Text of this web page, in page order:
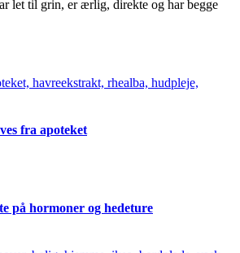
let til grin, er ærlig, direkte og har begge
fra apoteket
på hormoner og hedeture